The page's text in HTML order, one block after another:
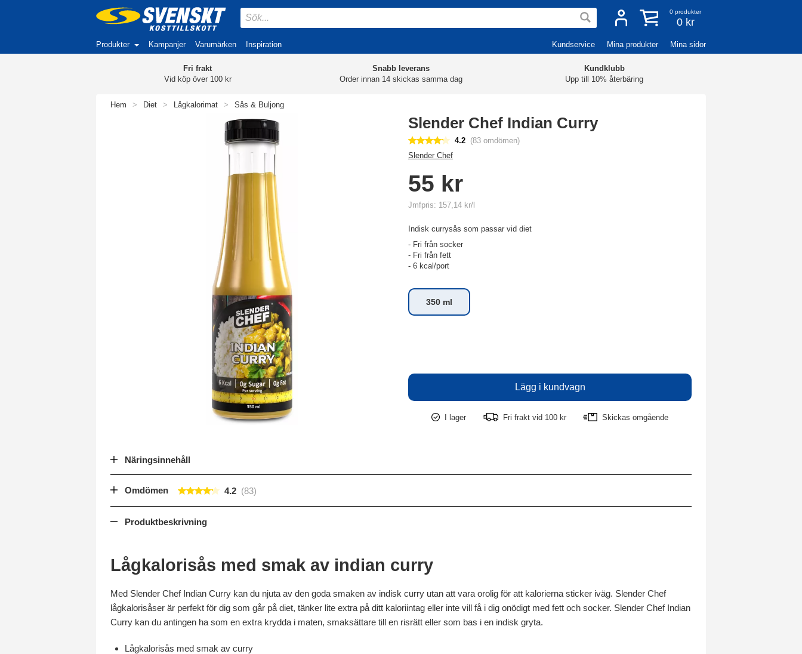
0 produkter
0 kr
Produkter Kampanjer Varumärken Inspiration Kundservice Mina produkter Mina sidor
Fri frakt
Vid köp över 100 kr
Snabb leverans
Order innan 14 skickas samma dag
Kundklubb
Upp till 10% återbäring
Hem > Diet > Lågkalorimat > Sås & Buljong
Slender Chef Indian Curry
4.2 (83 omdömen)
Slender Chef
55 kr
Jmfpris: 157,14 kr/l
Indisk currysås som passar vid diet
- Fri från socker
- Fri från fett
- 6 kcal/port
350 ml
I lager Fri frakt vid 100 kr Skickas omgående
Näringsinnehåll
Omdömen 4.2
Produktbeskrivning
Lågkalorisås med smak av indian curry
Med Slender Chef Indian Curry kan du njuta av den goda smaken av indisk curry utan att vara orolig för att kalorierna sticker iväg. Slender Chef
lågkalorisåser är perfekt för dig som går på diet, tänker lite extra på ditt kaloriintag eller inte vill få i dig onödigt med fett och socker. Slender Chef Indian
Curry kan du antingen ha som en extra krydda i maten, smaksättare till en risrätt eller som bas i en indisk gryta.
Lågkalorisås med smak av curry